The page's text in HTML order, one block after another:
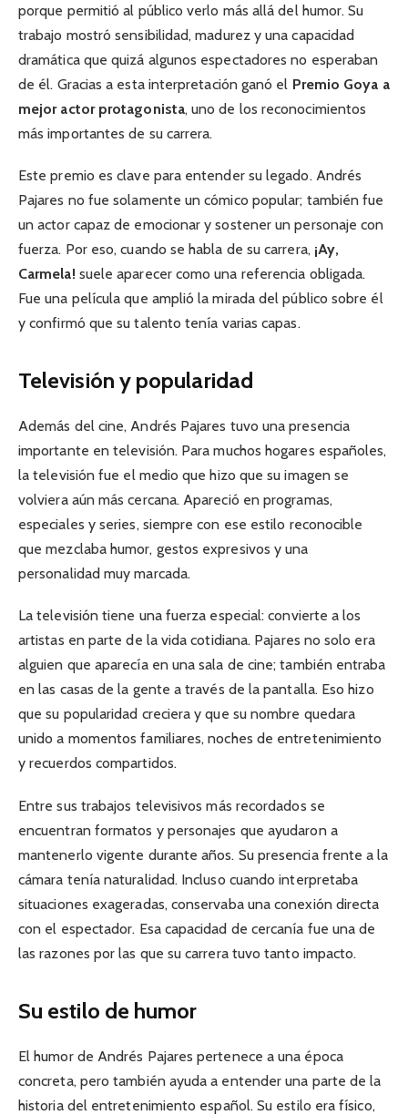
porque permitió al público verlo más allá del humor. Su
trabajo mostró sensibilidad, madurez y una capacidad
dramática que quizá algunos espectadores no esperaban
de él. Gracias a esta interpretación ganó el Premio Goya a
mejor actor protagonista, uno de los reconocimientos
más importantes de su carrera.
Este premio es clave para entender su legado. Andrés
Pajares no fue solamente un cómico popular; también fue
un actor capaz de emocionar y sostener un personaje con
fuerza. Por eso, cuando se habla de su carrera, ¡Ay,
Carmela! suele aparecer como una referencia obligada.
Fue una película que amplió la mirada del público sobre él
y confirmó que su talento tenía varias capas.
Televisión y popularidad
Además del cine, Andrés Pajares tuvo una presencia
importante en televisión. Para muchos hogares españoles,
la televisión fue el medio que hizo que su imagen se
volviera aún más cercana. Apareció en programas,
especiales y series, siempre con ese estilo reconocible
que mezclaba humor, gestos expresivos y una
personalidad muy marcada.
La televisión tiene una fuerza especial: convierte a los
artistas en parte de la vida cotidiana. Pajares no solo era
alguien que aparecía en una sala de cine; también entraba
en las casas de la gente a través de la pantalla. Eso hizo
que su popularidad creciera y que su nombre quedara
unido a momentos familiares, noches de entretenimiento
y recuerdos compartidos.
Entre sus trabajos televisivos más recordados se
encuentran formatos y personajes que ayudaron a
mantenerlo vigente durante años. Su presencia frente a la
cámara tenía naturalidad. Incluso cuando interpretaba
situaciones exageradas, conservaba una conexión directa
con el espectador. Esa capacidad de cercanía fue una de
las razones por las que su carrera tuvo tanto impacto.
Su estilo de humor
El humor de Andrés Pajares pertenece a una época
concreta, pero también ayuda a entender una parte de la
historia del entretenimiento español. Su estilo era físico,